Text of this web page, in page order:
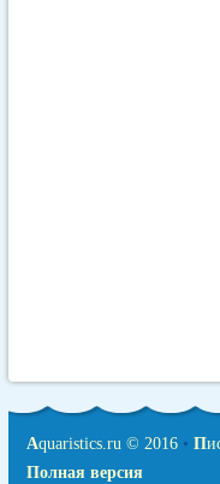
Aquaristics.ru © 2016 • П
Полная версия